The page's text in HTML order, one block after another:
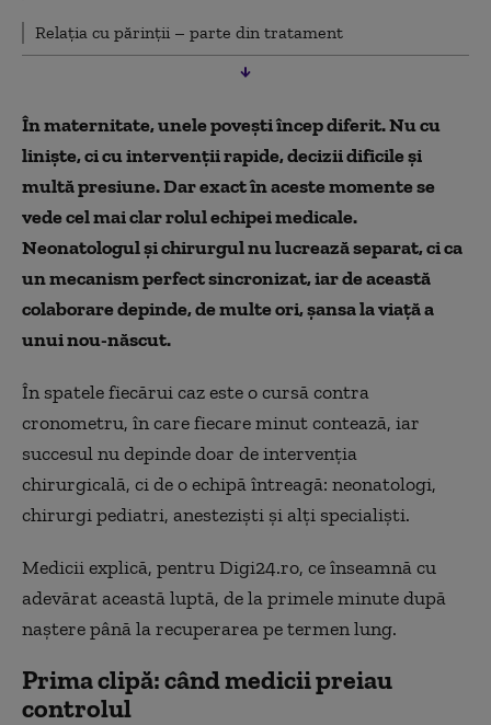
Relația cu părinții – parte din tratament
În maternitate, unele povești încep diferit. Nu cu
liniște, ci cu intervenții rapide, decizii dificile și
multă presiune. Dar exact în aceste momente se
vede cel mai clar rolul echipei medicale.
Neonatologul și chirurgul nu lucrează separat, ci ca
un mecanism perfect sincronizat, iar de această
colaborare depinde, de multe ori, șansa la viață a
unui nou-născut.
În spatele fiecărui caz este o cursă contra
cronometru, în care fiecare minut contează, iar
succesul nu depinde doar de intervenția
chirurgicală, ci de o echipă întreagă: neonatologi,
chirurgi pediatri, anesteziști și alți specialiști.
Medicii explică, pentru Digi24.ro, ce înseamnă cu
adevărat această luptă, de la primele minute după
naștere până la recuperarea pe termen lung.
Prima clipă: când medicii preiau
controlul